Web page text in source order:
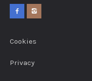
Cookies
Privacy